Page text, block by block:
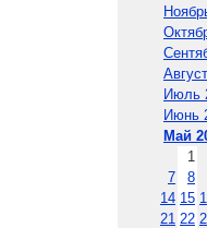
Июль
Июнь
Май
1
7
8
14 15
21 22